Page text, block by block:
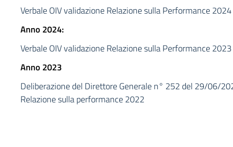
Verbale OIV validazione Relazione sulla Performance 2024
Anno 2024:
Verbale OIV validazione Relazione sulla Performance 2023
Anno 2023
Deliberazione del Direttore Generale n° 252 del 29/06/
Relazione sulla performance2022